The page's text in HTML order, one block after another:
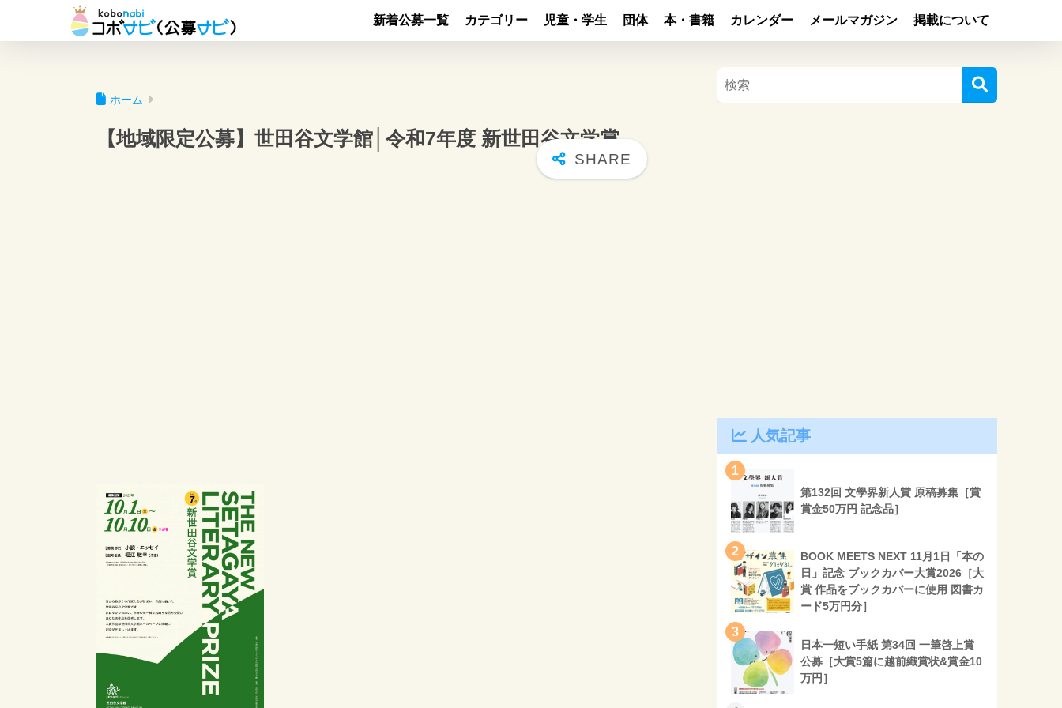
新着公募一覧 カテゴリー 児童・学生 団体 本・書籍 カレンダー メールマガジン 掲載について
ホーム
【地域限定公募】世田谷文学館│令和7年度 新世田谷文学賞
人気記事
1
第132回 文學界新人賞 原稿募集［賞
賞金50万円 記念品］
2
BOOK MEETS NEXT 11月1日「本の
日」記念 ブックカバー大賞2026［大
賞 作品をブックカバーに使用 図書カ
ード5万円分］
3
日本一短い手紙 第34回 一筆啓上賞
公募［大賞5篇に越前織賞状&賞金10
万円］